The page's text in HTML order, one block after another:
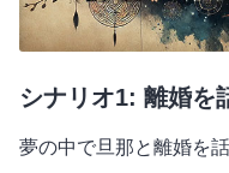
シナリオ1: 離婚を
夢の中で旦那と離婚を